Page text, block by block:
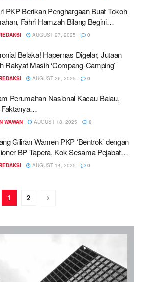
PKP Berikan Penghargaan Buat Tokoh
Fahri Hamzah Bilang Begini…
AUGUST 27, 2025 0
Belaka! Hapernas Digelar, Jutaan
Rakyat Masih ‘Compang-Camping’
AUGUST 26, 2025 0
Perumahan Nasional Kacau-Balau,
Faktanya…
WAWAN AUGUST 18, 2025 0
Giliran Wamen PKP ‘Bentrok’ dengan
BP Tapera, Kok Sesama Pejabat
Terus Sih?AUGUST 14, 2025 0
1 2